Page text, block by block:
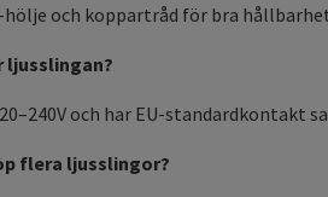
hölje och koppartråd för bra
ljusslingan?
och har EU-standardkontakt
flera ljusslingor?